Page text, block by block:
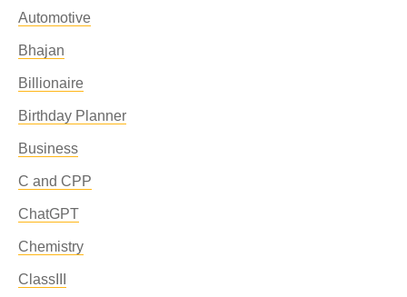
Automotive
Bhajan
Billionaire
Birthday Planner
Business
C and CPP
ChatGPT
Chemistry
ClassIII